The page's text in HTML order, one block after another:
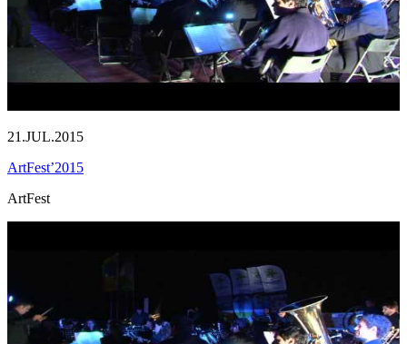
21.JUL.2015
ArtFest’2015
ArtFest